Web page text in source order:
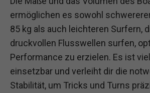
ermöglichen es sowohl
85 kg als auch leichteren Surfern,
druckvollen Flusswellen surfen,
Performance zu erzielen. Es ist
einsetzbar und verleiht dir die
Stabilität, um Tricks und Turns